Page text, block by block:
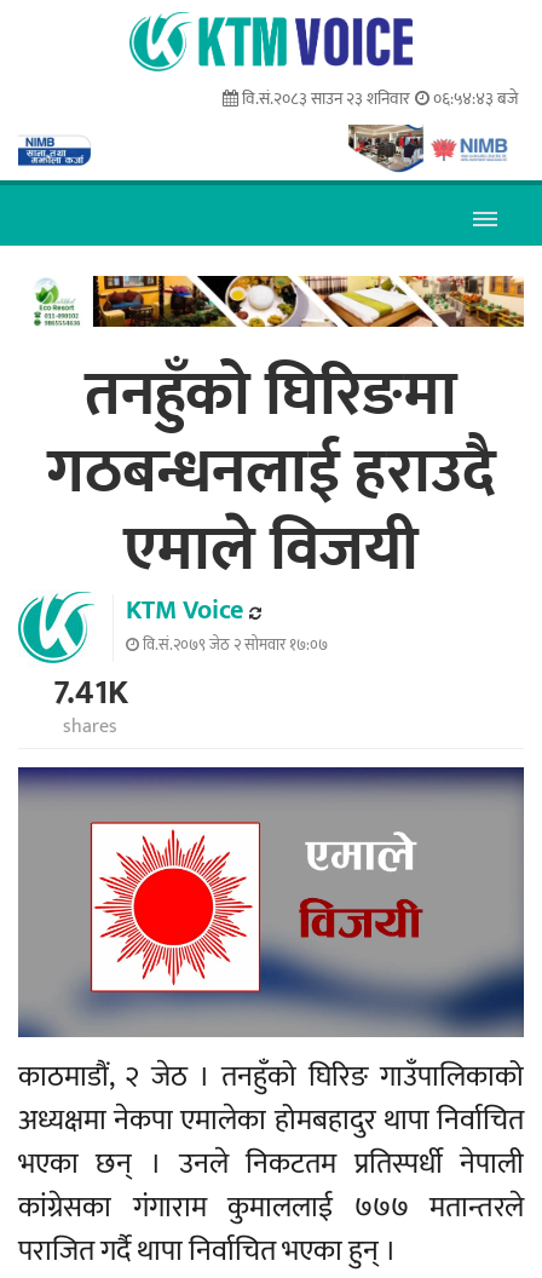
वि.सं.२०८३ साउन २३ शनिवार ०६:५४:४४ बजे
तनहुँको घिरिङमा
गठबन्धनलाई हराउदै
एमाले विजयी
KTM Voice
वि.सं.२०७९ जेठ २ सोमवार १७:०७
7.41K
shares
काठमाडौं, २ जेठ । तनहुँको घिरिङ गाउँपालिकाको
अध्यक्षमा नेकपा एमालेका होमबहादुर थापा निर्वाचित
भएका छन् । उनले निकटतम प्रतिस्पर्धी नेपाली
कांग्रेसका गंगाराम कुमाललाई ७७७ मतान्तरले
पराजित गर्दै थापा निर्वाचित भएका हुन् ।